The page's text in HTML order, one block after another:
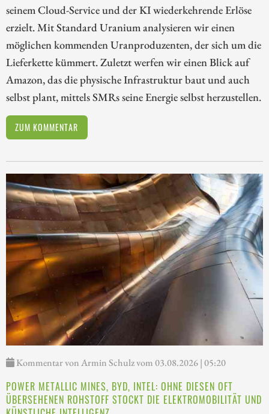
seinem Cloud-Service und der KI wiederkehrende Erlöse
erzielt. Mit Standard Uranium analysieren wir einen
möglichen kommenden Uranproduzenten, der sich um die
Lieferkette kümmert. Zuletzt werfen wir einen Blick auf
Amazon, das die physische Infrastruktur baut und auch
selbst plant, mittels SMRs seine Energie selbst herzustellen.
ZUM KOMMENTAR
Kommentar von Armin Schulz vom 03.08.2026 | 05:20
POWER METALLIC MINES, BYD, INTEL: OHNE DIESEN OFT
ÜBERSEHENEN ROHSTOFF STOCKT DIE ELEKTROMOBILITÄT UND